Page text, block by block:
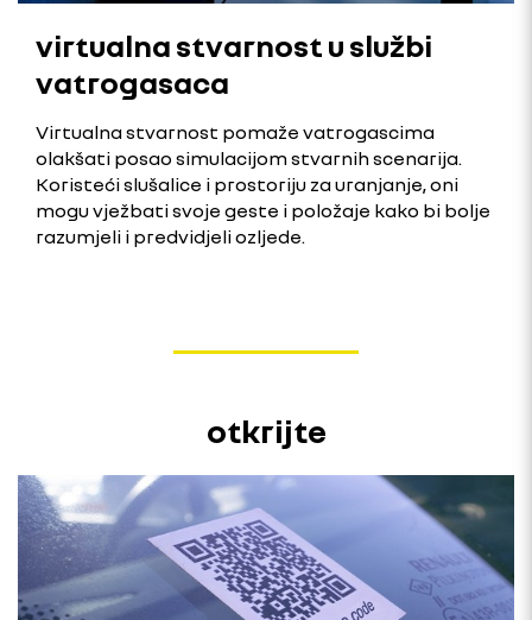
virtualna stvarnost u službi
vatrogasaca
Virtualna stvarnost pomaže vatrogascima
olakšati posao simulacijom stvarnih scenarija.
Koristeći slušalice i prostoriju za uranjanje, oni
mogu vježbati svoje geste i položaje kako bi bolje
razumjeli i predvidjeli ozljede.
otkrijte